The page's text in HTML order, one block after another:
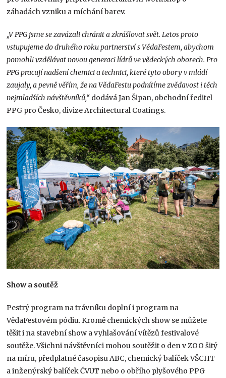
záhadách vzniku a míchání barev.
„V PPG jsme se zavázali chránit a zkrášlovat svět. Letos proto
vstupujeme do druhého roku partnerství s VědaFestem, abychom
pomohli vzdělávat novou generaci lídrů ve vědeckých oborech. Pro
PPG pracují nadšení chemici a technici, které tyto obory v mládí
zaujaly, a pevně věřím, že na VědaFestu podnítíme zvědavost i těch
nejmladších návštěvníků,“ dodává Jan Šipan, obchodní ředitel
PPG pro Česko, divize Architectural Coatings.
Show a soutěž
Pestrý program na trávníku doplní i program na
VědaFestovém pódiu. Kromě chemických show se můžete
těšit i na stavební show a vyhlašování vítězů festivalové
soutěže. Všichni návštěvníci mohou soutěžit o den v ZOO šitý
na míru, předplatné časopisu ABC, chemický balíček VŠCHT
a inženýrský balíček ČVUT nebo o obřího plyšového PPG